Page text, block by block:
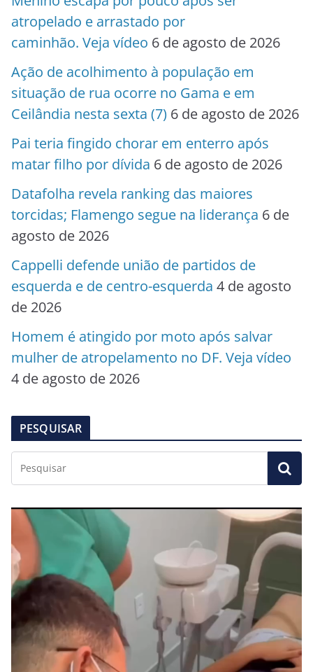
atropelado e arrastado por
caminhão. Veja vídeo 6 de agosto de 2026
Ação de acolhimento à população em
situação de rua ocorre no Gama e em
Ceilândia nesta sexta (7) 6 de agosto de 2026
Pai teria fingido chorar em enterro após
matar filho por dívida 6 de agosto de 2026
Datafolha revela ranking das maiores
torcidas; Flamengo segue na liderança 6 de
agosto de 2026
Cappelli defende união de partidos de
esquerda e de centro-esquerda 4 de agosto
de 2026
Homem é atingido por moto após salvar
mulher de atropelamento no DF. Veja vídeo
4 de agosto de 2026
PESQUISAR